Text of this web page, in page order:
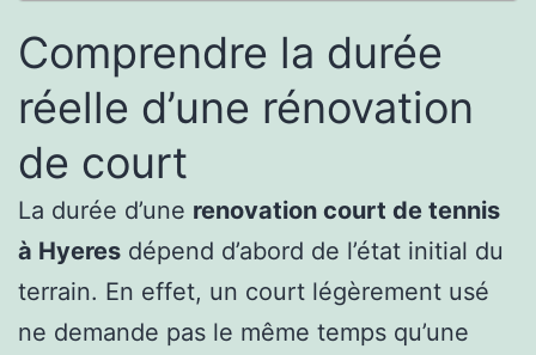
Comprendre la durée
réelle d’une rénovation
de court
La durée d’une renovation court de tennis
à Hyeres dépend d’abord de l’état initial du
terrain. En effet, un court légèrement usé
ne demande pas le même temps qu’une